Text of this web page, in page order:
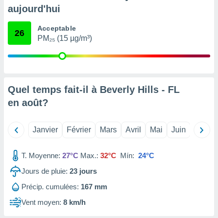
ou
de la
non
notre
le
en
aujourd'hui
26 Acceptable
PM₂₅ (15 µg/m³)
Quel temps fait-il à Beverly Hills - FL
en août?
Janvier Février Mars Avril Mai Juin Juillet
T. Moyenne: 27°C Max.: 32°C Mín: 24°C
Jours de pluie: 23 jours
Précip. cumulées: 167 mm
Vent moyen: 8 km/h